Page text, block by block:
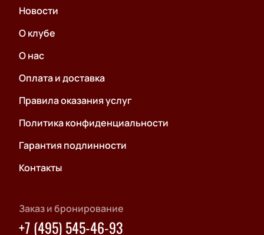
Новости
О клубе
О нас
Оплата и доставка
Правила оказания услуг
Политика конфиденциальности
Гарантия подлинности
Контакты
Заказ и бронирование
+7 (495) 545-46-93